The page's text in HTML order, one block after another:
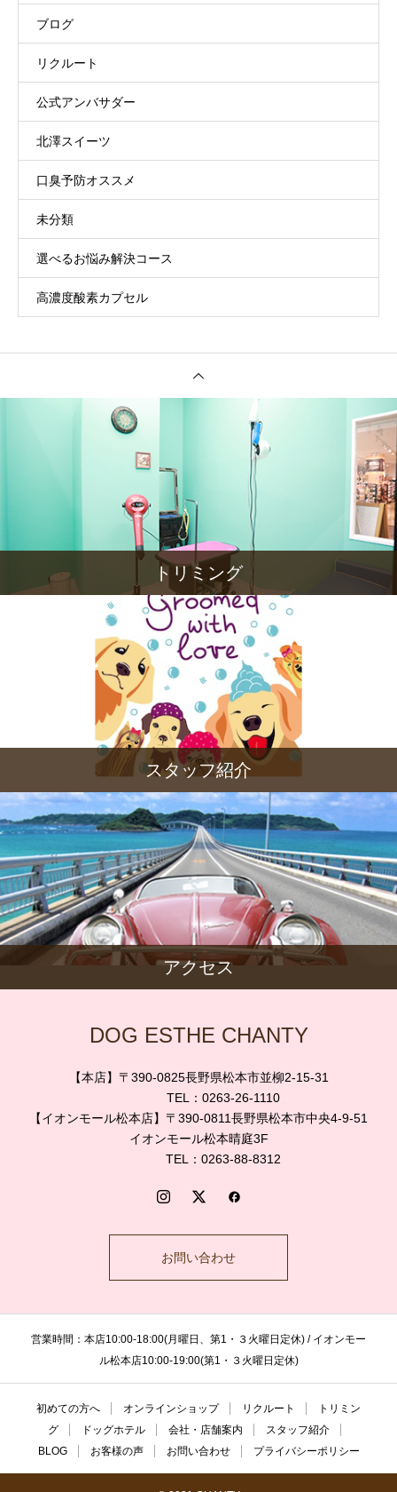
ブログ
リクルート
公式アンバサダー
北澤スイーツ
口臭予防オススメ
未分類
選べるお悩み解決コース
高濃度酸素カプセル
トリミング
スタッフ紹介
アクセス
DOG ESTHE CHANTY
【本店】〒390-0825長野県松本市並柳2-15-31
TEL：0263-26-1110
【イオンモール松本店】〒390-0811長野県松本市中央4-9-51
イオンモール松本晴庭3F
TEL：0263-88-8312
お問い合わせ
営業時間：本店10:00-18:00(月曜日、第1・３火曜日定休) / イオンモー
ル松本店10:00-19:00(第1・３火曜日定休)
初めての方へ オンラインショップ リクルート
トリミン
グ
ドッグホテル 会社・店舗案内
スタッフ紹介
BLOG
お客様の声 お問い合わせ プライバシーポリシー